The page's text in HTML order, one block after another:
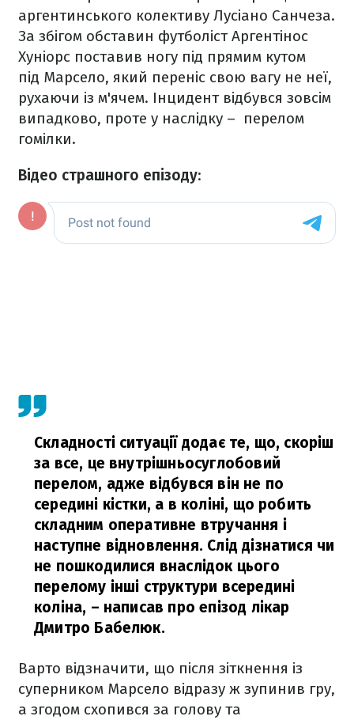
аргентинського колективу Лусіано Санчеза.
За збігом обставин футболіст Аргентінос
Хуніорс поставив ногу під прямим кутом
під Марсело, який переніс свою вагу не неї,
рухаючи із м'ячем. Інцидент відбувся зовсім
випадково, проте у наслідку – перелом
гомілки.
Відео страшного епізоду:
Складності ситуації додає те, що, скоріш
за все, це внутрішньосуглобовий
перелом, адже відбувся він не по
середині кістки, а в коліні, що робить
складним оперативне втручання і
наступне відновлення. Слід дізнатися чи
не пошкодилися внаслідок цього
перелому інші структури всередині
коліна, – написав про епізод лікар
Дмитро Бабелюк.
Варто відзначити, що після зіткнення із
суперником Марсело відразу ж зупинив гру,
а згодом схопився за голову та